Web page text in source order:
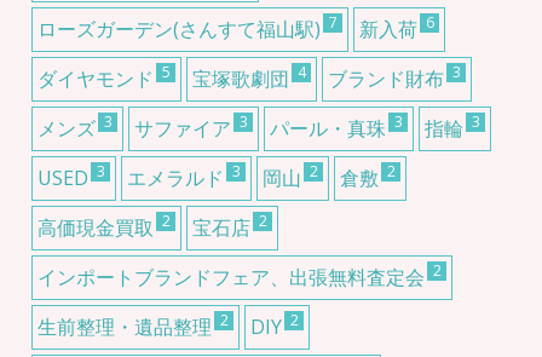
ローズガーデン(さんすて福山駅) 7 新入荷 6
ダイヤモンド 5 宝塚歌劇団 4 ブランド財布 3
メンズ 3 サファイア 3 パール・真珠 3 指輪 3
USED 3 エメラルド 3 岡山 2 倉敷 2
高価現金買取 2 宝石店 2
インポートブランドフェア、出張無料査定会 2
生前整理・遺品整理 2 DIY 2